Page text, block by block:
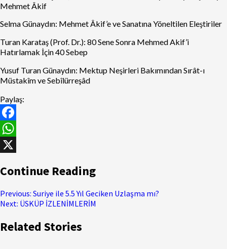
Mehmet Âkif
Selma Günaydın: Mehmet Âkif’e ve Sanatına Yöneltilen Eleştiriler
Turan Karataş (Prof. Dr.): 80 Sene Sonra Mehmed Akif’i
Hatırlamak İçin 40 Sebep
Yusuf Turan Günaydın: Mektup Neşirleri Bakımından Sırât-ı
Müstakîm ve Sebîlürreşâd
Paylaş:
Facebook
WhatsApp
Continue Reading
Previous: Suriye ile 5.5 Yıl Geciken Uzlaşma mı?
Next: ÜSKÜP İZLENİMLERİM
Related Stories